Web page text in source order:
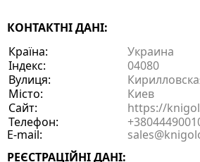
КОНТАКТНІ ДАНІ:
Країна:
Украина
Індекс:
04080
Вулиця:
Місто:
Киев
Сайт:
https://
Телефон:
E-mail:
РЕЄСТРАЦІЙНІ ДАНІ: